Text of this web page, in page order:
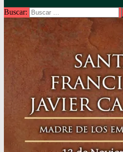
Buscar: